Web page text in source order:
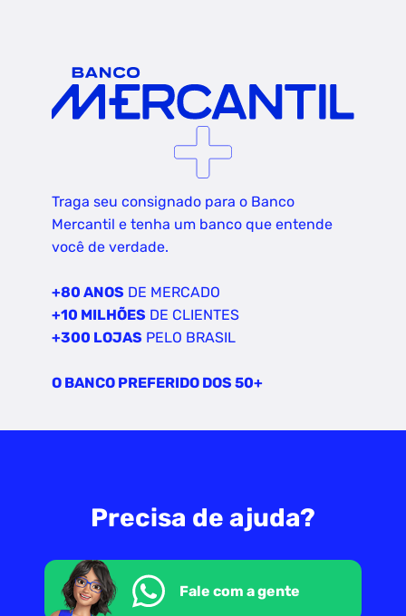
Traga seu consignado para o Banco
Mercantil e tenha um banco que entende
você de verdade.
+80 ANOS DE MERCADO
+10 MILHÕES DE CLIENTES
+300 LOJAS PELO BRASIL
O BANCO PREFERIDO DOS 50+
Precisa de ajuda?
Fale com a gente